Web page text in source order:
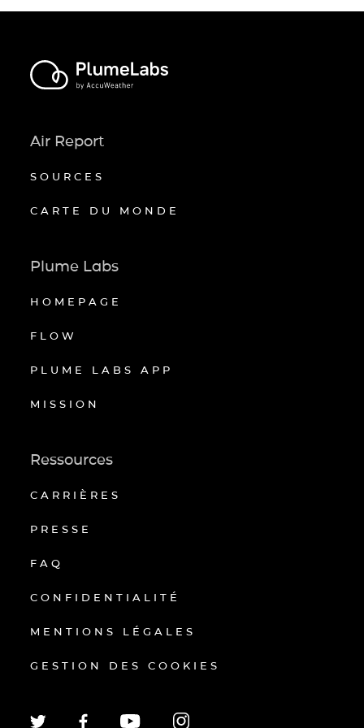
Air Report
SOURCES
CARTE DU MONDE
Plume Labs
HOMEPAGE
FLOW
PLUME LABS APP
MISSION
Ressources
CARRIÈRES
PRESSE
FAQ
CONFIDENTIALITÉ
MENTIONS LÉGALES
GESTION DES COOKIES